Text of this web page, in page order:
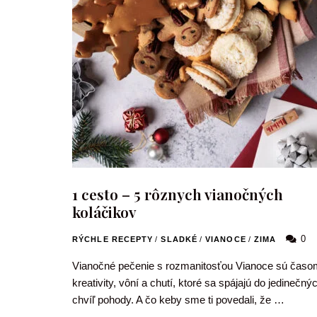
1 cesto – 5 rôznych vianočných
koláčikov
RÝCHLE RECEPTY / SLADKÉ / VIANOCE / ZIMA 0
Vianočné pečenie s rozmanitosťou Vianoce sú
kreativity, vôní a chutí, ktoré sa spájajú do
chvíľ pohody. A čo keby sme ti povedali, že …